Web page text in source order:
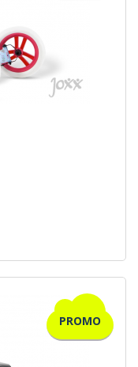
PROMO